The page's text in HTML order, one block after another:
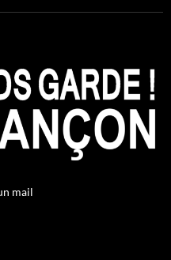
mail